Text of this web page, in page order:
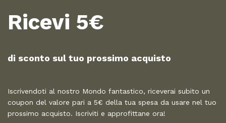
Ricevi 5€
di sconto sul tuo prossimo acquisto​
Iscrivendoti al nostro Mondo fantastico, riceverai subito un
coupon del valore pari a 5€ della tua spesa da usare nel tuo
prossimo acquisto. Iscriviti e approfittane ora!